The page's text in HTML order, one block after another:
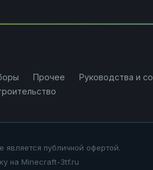
Прочее Руководства и
является публичной офертой.
на Minecraft-3tf.ru